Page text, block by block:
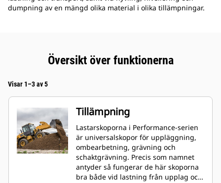
dumpning av en mängd olika material i olika tillämpningar.
Översikt över funktionerna
Visar 1–3 av 5
Tillämpning
Lastarskoporna i Performance-serien
är universalskopor för uppläggning,
ombearbetning, grävning och
schaktgrävning. Precis som namnet
antyder så fungerar de här skoporna
bra både vid lastning från upplag och